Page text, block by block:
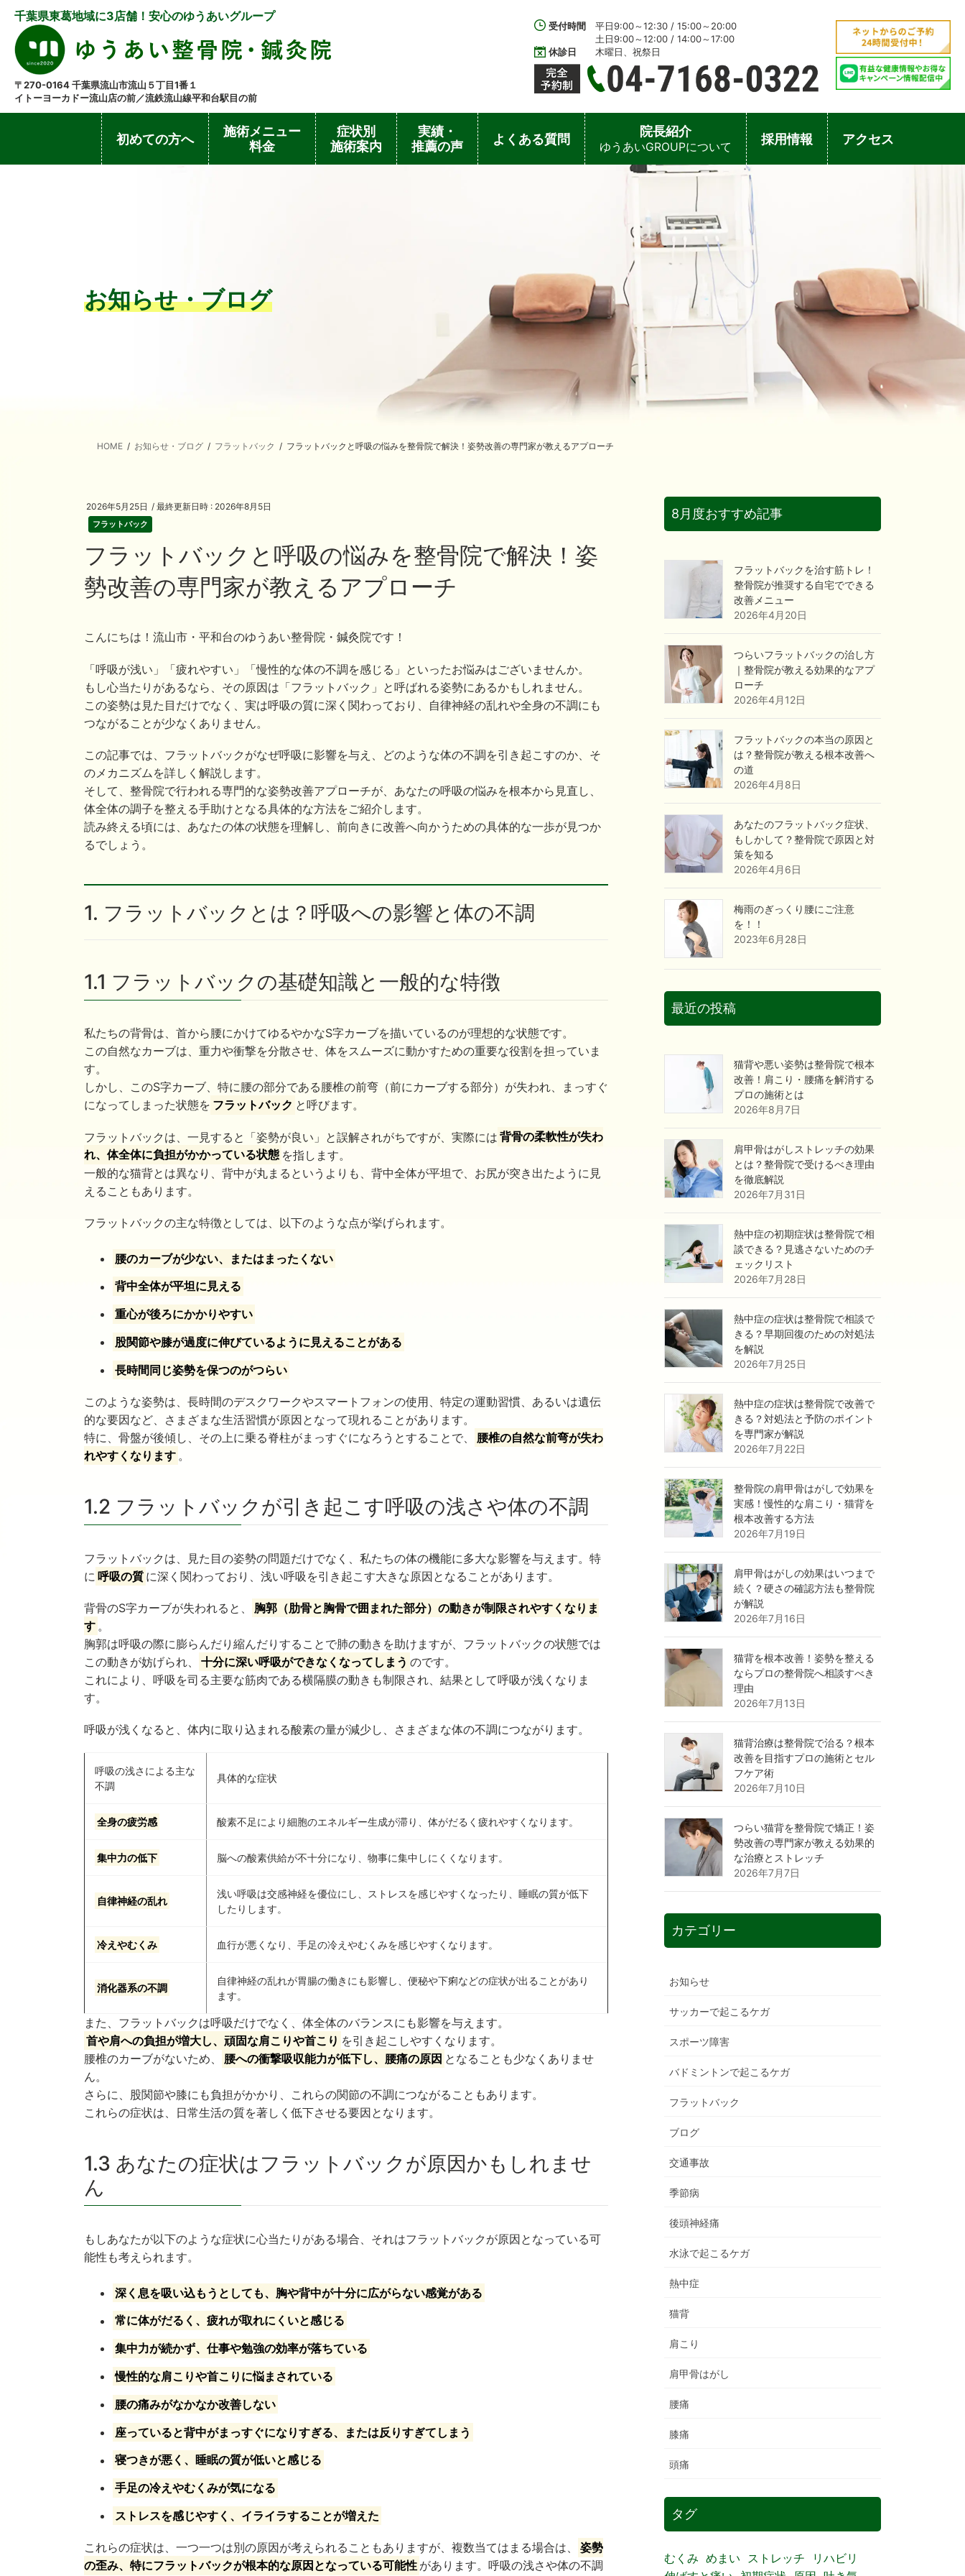
千葉県東葛地域に3店舗！安心のゆうあいグループ
〒270-0164 千葉県流山市流山５丁目1番１
イトーヨーカドー流山店の前／流鉄流山線平和台駅目の前
受付時間
平日9:00～12:30 / 15:00～20:00
土日9:00～12:00 / 14:00～17:00
休診日
木曜日、祝祭日
初めての方へ
施術メニュー
料金
症状別
施術案内
実績・
推薦の声
よくある質問 院長紹介
ゆうあいGROUPについて
採用情報 アクセス
お知らせ・ブログ
HOME お知らせ・ブログ フラットバック フラットバックと呼吸の悩みを整骨院で解決！姿勢改善の専門家が教えるアプローチ
2026年5月25日 / 最終更新日時 : 2026年8月5日
フラットバック
フラットバックと呼吸の悩みを整骨院で解決！姿
勢改善の専門家が教えるアプローチ
こんにちは！流山市・平和台のゆうあい整骨院・鍼灸院です！
「呼吸が浅い」「疲れやすい」「慢性的な体の不調を感じる」といったお悩みはございませんか。
もし心当たりがあるなら、その原因は「フラットバック」と呼ばれる姿勢にあるかもしれません。
この姿勢は見た目だけでなく、実は呼吸の質に深く関わっており、自律神経の乱れや全身の不調にも
つながることが少なくありません。
この記事では、フラットバックがなぜ呼吸に影響を与え、どのような体の不調を引き起こすのか、そ
のメカニズムを詳しく解説します。
そして、整骨院で行われる専門的な姿勢改善アプローチが、あなたの呼吸の悩みを根本から見直し、
体全体の調子を整える手助けとなる具体的な方法をご紹介します。
読み終える頃には、あなたの体の状態を理解し、前向きに改善へ向かうための具体的な一歩が見つか
るでしょう。
1. フラットバックとは？呼吸への影響と体の不調
1.1 フラットバックの基礎知識と一般的な特徴
私たちの背骨は、首から腰にかけてゆるやかなS字カーブを描いているのが理想的な状態です。
この自然なカーブは、重力や衝撃を分散させ、体をスムーズに動かすための重要な役割を担っていま
す。
しかし、このS字カーブ、特に腰の部分である腰椎の前弯（前にカーブする部分）が失われ、まっすぐ
になってしまった状態を フラットバック と呼びます。
フラットバックは、一見すると「姿勢が良い」と誤解されがちですが、実際には 背骨の柔軟性が失わ
れ、体全体に負担がかかっている状態 を指します。
一般的な猫背とは異なり、背中が丸まるというよりも、背中全体が平坦で、お尻が突き出たように見
えることもあります。
フラットバックの主な特徴としては、以下のような点が挙げられます。
腰のカーブが少ない、またはまったくない
背中全体が平坦に見える
重心が後ろにかかりやすい
股関節や膝が過度に伸びているように見えることがある
長時間同じ姿勢を保つのがつらい
このような姿勢は、長時間のデスクワークやスマートフォンの使用、特定の運動習慣、あるいは遺伝
的な要因など、さまざまな生活習慣が原因となって現れることがあります。
特に、骨盤が後傾し、その上に乗る脊柱がまっすぐになろうとすることで、
腰椎の自然な前弯が失わ
れやすくなります 。
1.2 フラットバックが引き起こす呼吸の浅さや体の不調
フラットバックは、見た目の姿勢の問題だけでなく、私たちの体の機能に多大な影響を与えます。特
に 呼吸の質 に深く関わっており、浅い呼吸を引き起こす大きな原因となることがあります。
背骨のS字カーブが失われると、
胸郭（肋骨と胸骨で囲まれた部分）の動きが制限されやすくなりま
す 。
胸郭は呼吸の際に膨らんだり縮んだりすることで肺の動きを助けますが、フラットバックの状態では
この動きが妨げられ、
十分に深い呼吸ができなくなってしまう のです。
これにより、呼吸を司る主要な筋肉である横隔膜の動きも制限され、結果として呼吸が浅くなりま
す。
呼吸が浅くなると、体内に取り込まれる酸素の量が減少し、さまざまな体の不調につながります。
呼吸の浅さによる主な
不調
具体的な症状
全身の疲労感 酸素不足により細胞のエネルギー生成が滞り、体がだるく疲れやすくなります。
集中力の低下 脳への酸素供給が不十分になり、物事に集中しにくくなります。
自律神経の乱れ
浅い呼吸は交感神経を優位にし、ストレスを感じやすくなったり、睡眠の質が低下
したりします。
冷えやむくみ 血行が悪くなり、手足の冷えやむくみを感じやすくなります。
消化器系の不調
自律神経の乱れが胃腸の働きにも影響し、便秘や下痢などの症状が出ることがあり
ます。
また、フラットバックは呼吸だけでなく、体全体のバランスにも影響を与えます。
首や肩への負担が増大し、頑固な肩こりや首こり を引き起こしやすくなります。
腰椎のカーブがないため、
腰への衝撃吸収能力が低下し、腰痛の原因 となることも少なくありませ
ん。
さらに、股関節や膝にも負担がかかり、これらの関節の不調につながることもあります。
これらの症状は、日常生活の質を著しく低下させる要因となります。
1.3 あなたの症状はフラットバックが原因かもしれませ
ん
もしあなたが以下のような症状に心当たりがある場合、それはフラットバックが原因となっている可
能性も考えられます。
深く息を吸い込もうとしても、胸や背中が十分に広がらない感覚がある
常に体がだるく、疲れが取れにくいと感じる
集中力が続かず、仕事や勉強の効率が落ちている
慢性的な肩こりや首こりに悩まされている
腰の痛みがなかなか改善しない
座っていると背中がまっすぐになりすぎる、または反りすぎてしまう
寝つきが悪く、睡眠の質が低いと感じる
手足の冷えやむくみが気になる
ストレスを感じやすく、イライラすることが増えた
これらの症状は、一つ一つは別の原因が考えられることもありますが、複数当てはまる場合は、
姿勢
の歪み、特にフラットバックが根本的な原因となっている可能性 があります。呼吸の浅さや体の不調
8月度おすすめ記事
フラットバックを治す筋トレ！
整骨院が推奨する自宅でできる
改善メニュー
2026年4月20日
つらいフラットバックの治し方
｜整骨院が教える効果的なアプ
ローチ
2026年4月12日
フラットバックの本当の原因と
は？整骨院が教える根本改善へ
の道
2026年4月8日
あなたのフラットバック症状、
もしかして？整骨院で原因と対
策を知る
2026年4月6日
梅雨のぎっくり腰にご注意
を！！
2023年6月28日
最近の投稿
猫背や悪い姿勢は整骨院で根本
改善！肩こり・腰痛を解消する
プロの施術とは
2026年8月7日
肩甲骨はがしストレッチの効果
とは？整骨院で受けるべき理由
を徹底解説
2026年7月31日
熱中症の初期症状は整骨院で相
談できる？見逃さないためのチ
ェックリスト
2026年7月28日
熱中症の症状は整骨院で相談で
きる？早期回復のための対処法
を解説
2026年7月25日
熱中症の症状は整骨院で改善で
きる？対処法と予防のポイント
を専門家が解説
2026年7月22日
整骨院の肩甲骨はがしで効果を
実感！慢性的な肩こり・猫背を
根本改善する方法
2026年7月19日
肩甲骨はがしの効果はいつまで
続く？硬さの確認方法も整骨院
が解説
2026年7月16日
猫背を根本改善！姿勢を整える
ならプロの整骨院へ相談すべき
理由
2026年7月13日
猫背治療は整骨院で治る？根本
改善を目指すプロの施術とセル
フケア術
2026年7月10日
つらい猫背を整骨院で矯正！姿
勢改善の専門家が教える効果的
な治療とストレッチ
2026年7月7日
カテゴリー
お知らせ
サッカーで起こるケガ
スポーツ障害
バドミントンで起こるケガ
フラットバック
ブログ
交通事故
季節病
後頭神経痛
水泳で起こるケガ
熱中症
猫背
肩こり
肩甲骨はがし
腰痛
膝痛
頭痛
タグ
むくみ めまい ストレッチ
リハビリ